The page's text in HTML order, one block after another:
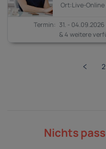
31. - 04.09.2026
& 4 weitere
Nichts